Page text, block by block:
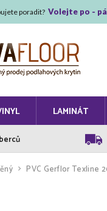
poradit? Volejte po -
LAMINÁT
PVC Gerflor Texline